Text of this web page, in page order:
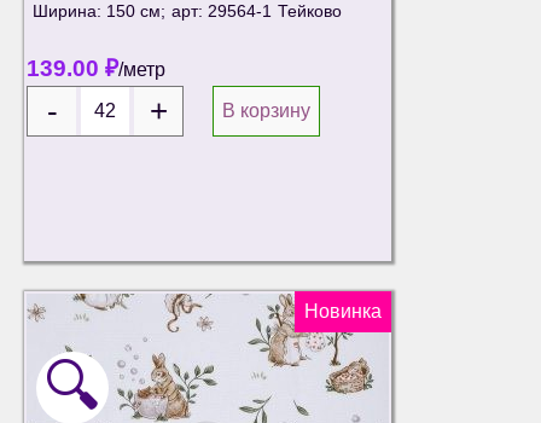
Ширина: 150 см; арт: 29564-1 Тейково
139.00 ₽/метр
В корзину
🔍
Новинка